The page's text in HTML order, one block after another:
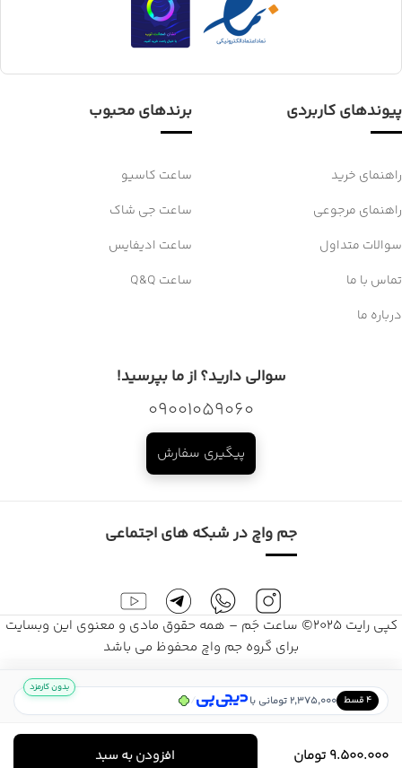
پیوندهای کاربردی
راهنمای خرید
راهنمای مرجوعی
سوالات متداول
تماس با ما
درباره ما
برندهای محبوب
ساعت کاسیو
ساعت جی شاک
ساعت ادیفایس
ساعت Q&Q
سوالی دارید؟ از ما بپرسید!
09001059060
پیگیری سفارش
جم واچ در شبکه های اجتماعی
کپی رایت 2025© ساعت جَم – همه حقوق مادی و معنوی این وبسایت
برای گروه جم واچ محفوظ می باشد
۴ قسط 2,375,000 تومانی با /
بدون کارمزد
9.500.000 تومان افزودن به سبد